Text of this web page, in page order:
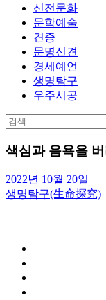
신전문화
문학예술
견증
문명신견
경세예언
생명탐구
우주시공
Search
for:
색심과 음욕을
2022년 10월 20일
생명탐구(生命探究)